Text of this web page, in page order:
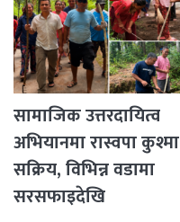
सामाजिक उत्तरदायित्व
अभियानमा रास्वपा कुश्मा
सक्रिय, विभिन्न वडामा
सरसफाइदेखि